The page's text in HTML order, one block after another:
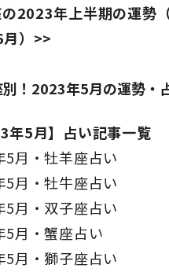
2023年上半期の運勢
）>>
！2023年5月の運勢・
年5月】占い記事一覧
5月・牡羊座占い
5月・牡牛座占い
5月・双子座占い
5月・蟹座占い
5月・獅子座占い